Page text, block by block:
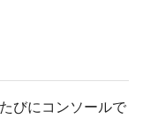
びにコンソールで